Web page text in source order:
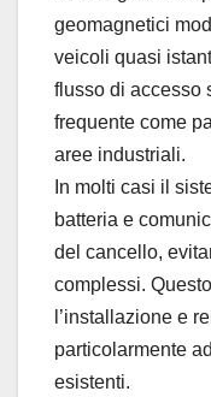
geomagnetici
veicoli quasi
flusso di accesso
frequente come
aree industriali.
In molti casi il
batteria e
del cancello,
complessi.
l’installazione e
particolarmente
esistenti.